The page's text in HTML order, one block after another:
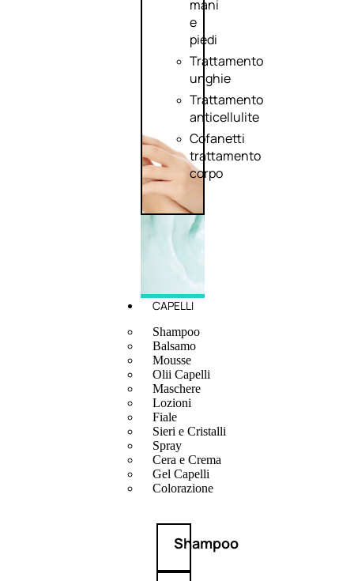
mani
e
piedi
Trattamento
unghie
Trattamento
anticellulite
Cofanetti
trattamento
corpo
CAPELLI
Shampoo
Balsamo
Mousse
Olii Capelli
Maschere
Lozioni
Fiale
Sieri e Cristalli
Spray
Cera e Crema
Gel Capelli
Colorazione
Shampoo